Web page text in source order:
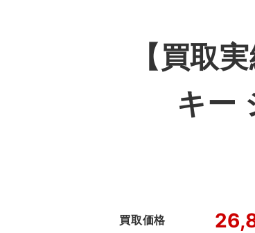
【買取実
キー
買取価格